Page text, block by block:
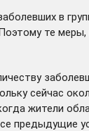
в
те
сейчас
жители
предыдущие